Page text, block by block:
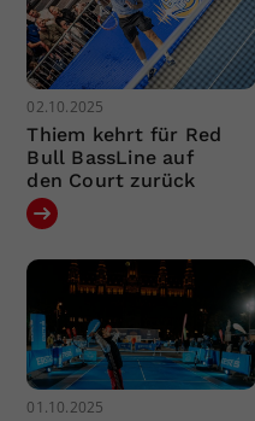
02.10.2025
Thiem kehrt für Red
Bull BassLine auf
den Court zurück
01.10.2025